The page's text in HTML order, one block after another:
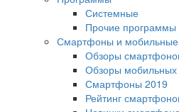
Системные
Прочие программы
Смартфоны и
Обзоры
Обзоры
Смартфоны 2019
Рейтинг